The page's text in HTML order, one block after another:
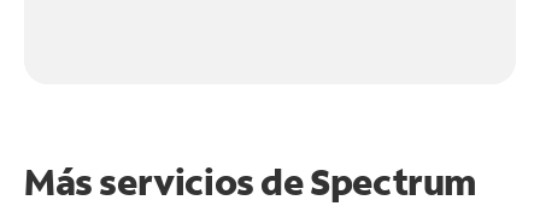
Más servicios de Spectrum